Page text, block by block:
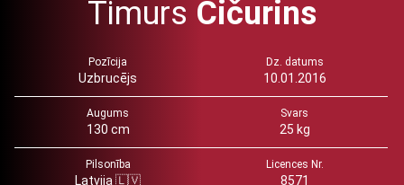
Timurs Čičurins
Pozīcija
Uzbrucējs
Dz. datums
10.01.2016
Augums
130 cm
Svars
25 kg
Pilsonība
Latvija 🇱🇻
Licences Nr.
8571